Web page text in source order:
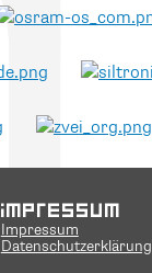
Impressum
Impressum
Datenschutzerklärung